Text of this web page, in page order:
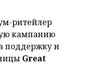
ритейлер
кампанию
поддержку и
Great